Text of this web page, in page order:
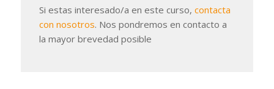
Si estas interesado/a en este curso, contacta
con nosotros. Nos pondremos en contacto a
la mayor brevedad posible